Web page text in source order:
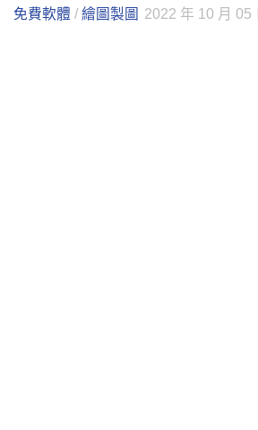
免費軟體 / 繪圖製圖 2022 年 10 月 05